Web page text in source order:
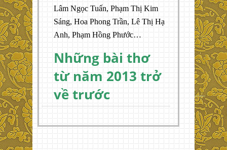
Lâm Ngọc Tuấn, Phạm Thị Kim
Sáng, Hoa Phong Trần, Lê Thị Hạ
Anh, Phạm Hồng Phước…
Những bài thơ
từ năm 2013 trở
về trước